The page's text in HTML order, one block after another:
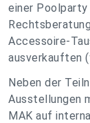
einer Poolparty
Accessoire-
ausverkauften
Neben der
Ausstellungen
MAK auf